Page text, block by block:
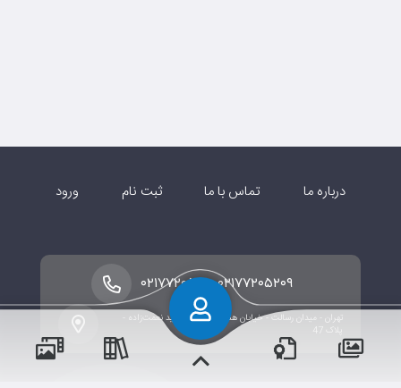
درباره ما تماس با ما ثبت نام ورود
تهران - میدان رسالت - خیابان هنگام - خیابان شهید نعمت‌زاده -
پلاک 47
۰۲۱۷۷۲۰۵۲۰۹-۰۲۱۷۷۲۰۵۲۱۰